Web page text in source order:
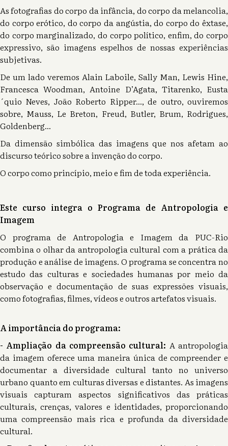
As fotografias do corpo da infância, do corpo da melancolia,
do corpo erótico, do corpo da angústia, do corpo do êxtase,
do corpo marginalizado, do corpo político, enfim, do corpo
expressivo, são imagens espelhos de nossas experiências
subjetivas.
De um lado veremos Alain Laboile, Sally Man, Lewis Hine,
Francesca Woodman, Antoine D’Agata, Titarenko, Eusta
´quio Neves, João Roberto Ripper..., de outro, ouviremos
sobre, Mauss, Le Breton, Freud, Butler, Brum, Rodrigues,
Goldenberg...
Da dimensão simbólica das imagens que nos afetam ao
discurso teórico sobre a invenção do corpo.
O corpo como princípio, meio e fim de toda experiência.
Este curso integra o Programa de Antropologia e
Imagem
O programa de Antropologia e Imagem da PUC-Rio
combina o olhar da antropologia cultural com a prática da
produção e análise de imagens. O programa se concentra no
estudo das culturas e sociedades humanas por meio da
observação e documentação de suas expressões visuais,
como fotografias, filmes, vídeos e outros artefatos visuais.
A importância do programa:
- Ampliação da compreensão cultural: A antropologia
da imagem oferece uma maneira única de compreender e
documentar a diversidade cultural tanto no universo
urbano quanto em culturas diversas e distantes. As imagens
visuais capturam aspectos significativos das práticas
culturais, crenças, valores e identidades, proporcionando
uma compreensão mais rica e profunda da diversidade
cultural.